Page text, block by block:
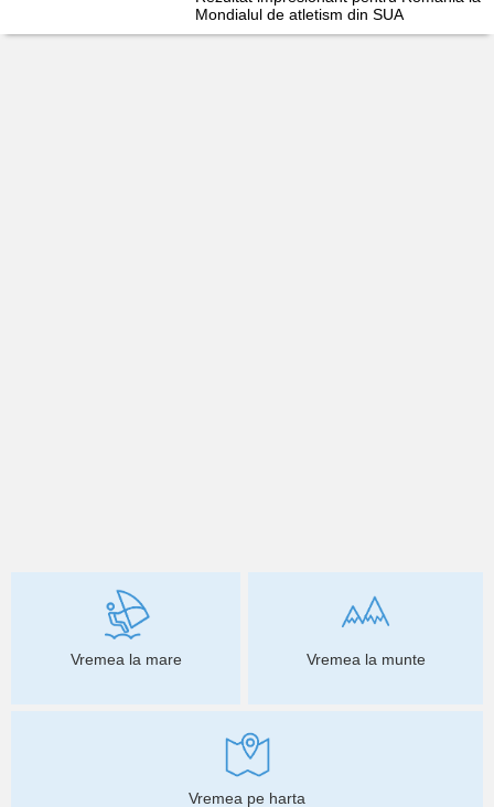
Mondialul de atletism din SUA
Vremea la mare Vremea la munte
Vremea pe harta